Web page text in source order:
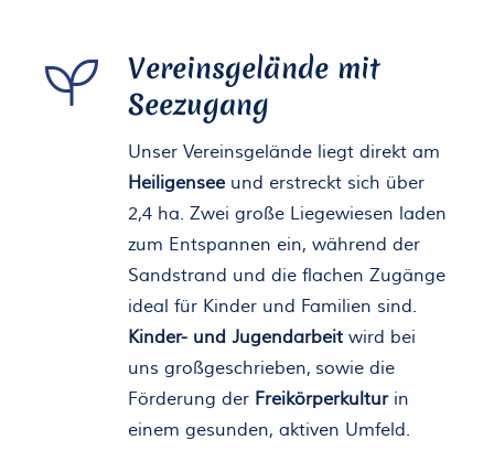
Vereinsgelände mit
Seezugang
Unser Vereinsgelände liegt direkt am
Heiligensee und erstreckt sich über
2,4 ha. Zwei große Liegewiesen laden
zum Entspannen ein, während der
Sandstrand und die flachen Zugänge
ideal für Kinder und Familien sind.
Kinder- und Jugendarbeit wird bei
uns großgeschrieben, sowie die
Förderung der Freikörperkulturin
einem gesunden, aktiven Umfeld.